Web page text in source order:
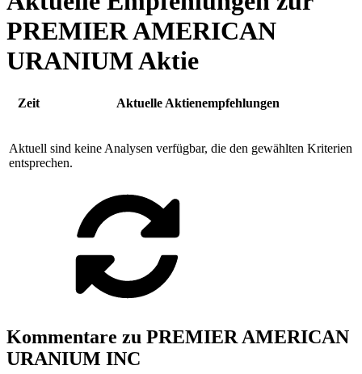
PREMIER AMERICAN
URANIUM Aktie
Zeit Aktuelle Aktienempfehlungen
Aktuell sind keine Analysen verfügbar, die den gewählten Kriterien
entsprechen.
Kommentare zu PREMIER AMERICAN
URANIUM INC